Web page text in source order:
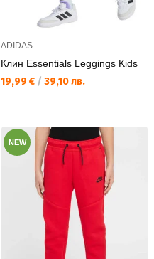
ADIDAS
Клин Essentials Leggings Kids
Текуща цена:
19,99 € / 39,10 лв.
NEW